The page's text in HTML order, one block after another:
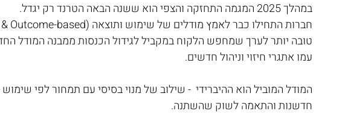
במהלך 2025 המגמה התחזקה והצפי הוא ששנה הבאה הטרנד רק יגדל.
טובה יותר לערך שמחפש הלקוח במקביל לגידול הכנסות ממבנה המודל
עמו אתגרי חיזוי וניהול חדשים.
המודל המוביל הוא ההיברידי  - שילוב של מנוי בסיסי עם תמחור לפי
חדשנות והתאמה לשוק שהשתנה.